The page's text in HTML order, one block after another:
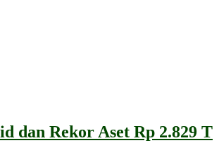
dan Rekor Aset Rp 2.829 T